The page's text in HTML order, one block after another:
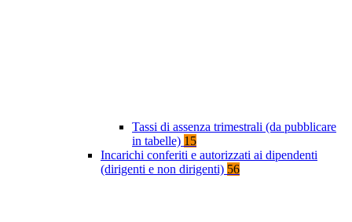
Tassi di assenza trimestrali (da pubblicare
in tabelle) 15
Incarichi conferiti e autorizzati ai dipendenti
(dirigenti e non dirigenti) 56